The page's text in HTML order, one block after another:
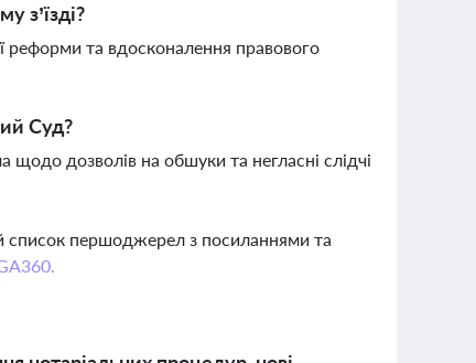
з’їзді?
реформи та вдосконалення правового
Суд?
дозволів на обшуки та негласні слідчі
список першоджерел з посиланнями та